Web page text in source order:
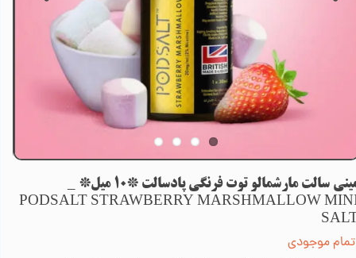
مینی سالت مارشمالو توت فرنگی پادسالت *10 میل* _
PODSALT STRAWBERRY MARSHMALLOW
موجودی